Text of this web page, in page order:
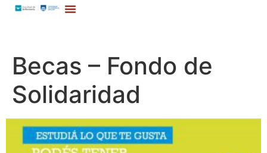
Becas – Fondo de
Solidaridad